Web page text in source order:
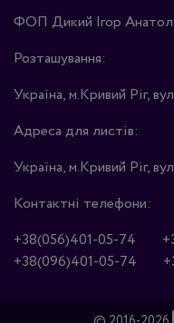
ФОП Дикий Ігор
Розташування:
Україна, м.Кривий Ріг,
Адреса для листів:
Україна, м.Кривий Ріг,
Контактні телефони:
+38(056)401-05-74
+38(096)401-05-74